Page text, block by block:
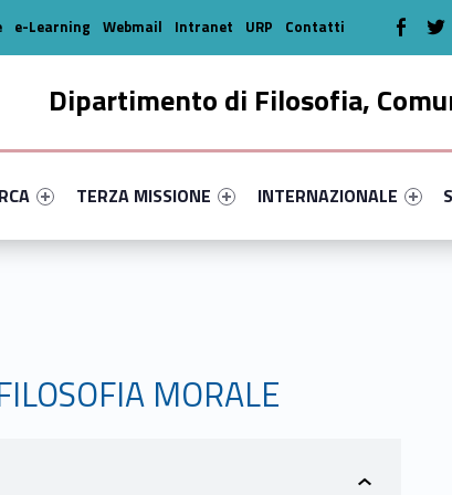
Dipartimento di Filosofia,
primary-34556-16
#link-menu-primary-39711-35
Link identifier #link-menu-primary-99852-46
TERZA MISSIONE
Link identifier #link-menu-
INTERNAZIONALE
e-Learning Webmail Intranet URP Contatti
MORALE